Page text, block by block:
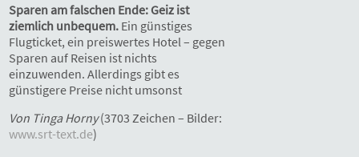
Sparen am falschen Ende: Geiz ist
ziemlich unbequem. Ein günstiges
Flugticket, ein preiswertes Hotel – gegen
Sparen auf Reisen ist nichts
einzuwenden. Allerdings gibt es
günstigere Preise nicht umsonst
Von Tinga Horny(3703 Zeichen – Bilder:
www.srt-text.de)